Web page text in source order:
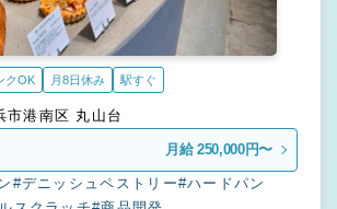
クOK 月8日休み 駅すぐ
神奈川県 横浜市港南区 丸山台
月給 250,000円〜
#デニッシュペストリー#ハードパン